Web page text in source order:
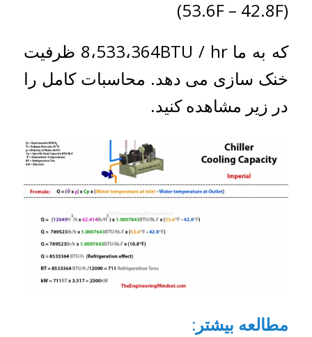
(53.6F – 42.8F)
که به ما 8،533،364BTU / hr ظرفیت
خنک سازی می دهد. محاسبات کامل را
در زیر مشاهده کنید.
مطالعه بیشتر :